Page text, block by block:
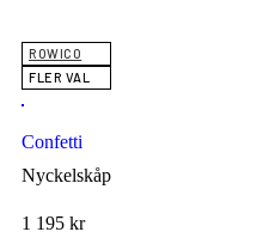
ROWICO
FLER VAL
Confetti
Nyckelskåp
1 195 kr